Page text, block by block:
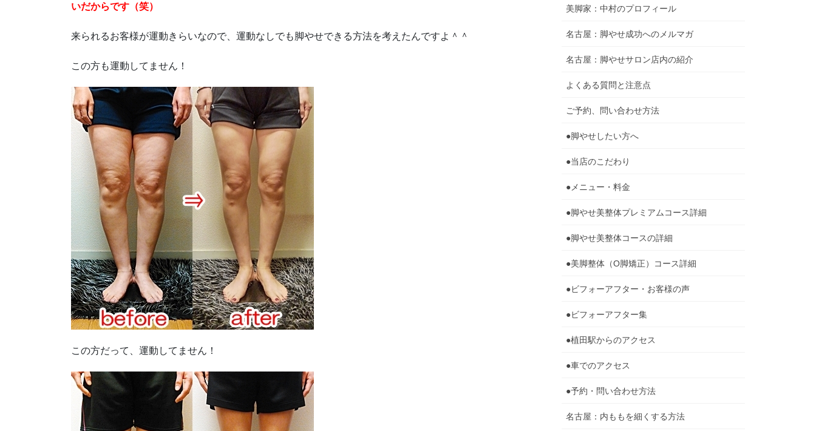
いだからです（笑）
来られるお客様が運動きらいなので、運動なしでも脚やせできる方法を考えたんですよ＾＾
この方も運動してません！
この方だって、運動してません！
美脚家：中村のプロフィール
名古屋：脚やせ成功へのメルマガ
名古屋：脚やせサロン店内の紹介
よくある質問と注意点
ご予約、問い合わせ方法
●脚やせしたい方へ
●当店のこだわり
●メニュー・料金
●脚やせ美整体プレミアムコース詳細
●脚やせ美整体コースの詳細
●美脚整体（O脚矯正）コース詳細
●ビフォーアフター・お客様の声
●ビフォーアフター集
●植田駅からのアクセス
●車でのアクセス
●予約・問い合わせ方法
名古屋：内ももを細くする方法